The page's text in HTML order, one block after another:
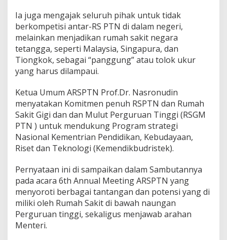
Ia juga mengajak seluruh pihak untuk tidak
berkompetisi antar-RS PTN di dalam negeri,
melainkan menjadikan rumah sakit negara
tetangga, seperti Malaysia, Singapura, dan
Tiongkok, sebagai “panggung” atau tolok ukur
yang harus dilampaui.
Ketua Umum ARSPTN Prof.Dr. Nasronudin
menyatakan Komitmen penuh RSPTN dan Rumah
Sakit Gigi dan dan Mulut Perguruan Tinggi (RSGM
PTN ) untuk mendukung Program strategi
Nasional Kementrian Pendidikan, Kebudayaan,
Riset dan Teknologi (Kemendikbudristek).
Pernyataan ini di sampaikan dalam Sambutannya
pada acara 6th Annual Meeting ARSPTN yang
menyoroti berbagai tantangan dan potensi yang di
miliki oleh Rumah Sakit di bawah naungan
Perguruan tinggi, sekaligus menjawab arahan
Menteri.